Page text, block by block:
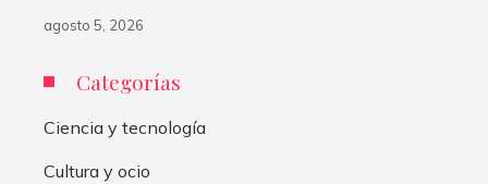
agosto 5, 2026
Categorías
Ciencia y tecnología
Cultura y ocio